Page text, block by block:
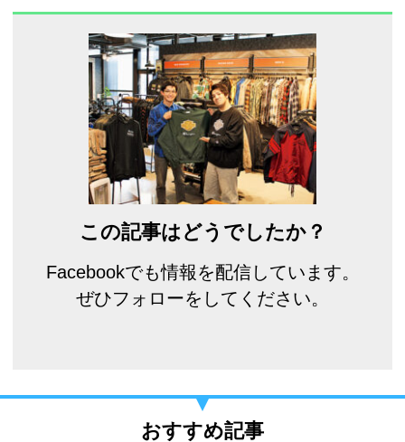
この記事はどうでしたか？
Facebookでも情報を配信しています。
ぜひフォローをしてください。
おすすめ記事